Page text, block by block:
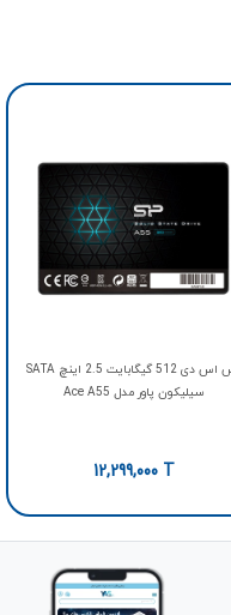
اس اس دی 512 گیگابایت 2.5 اینچ SATA
سیلیکون پاور مدل Ace A55
12,299,000T